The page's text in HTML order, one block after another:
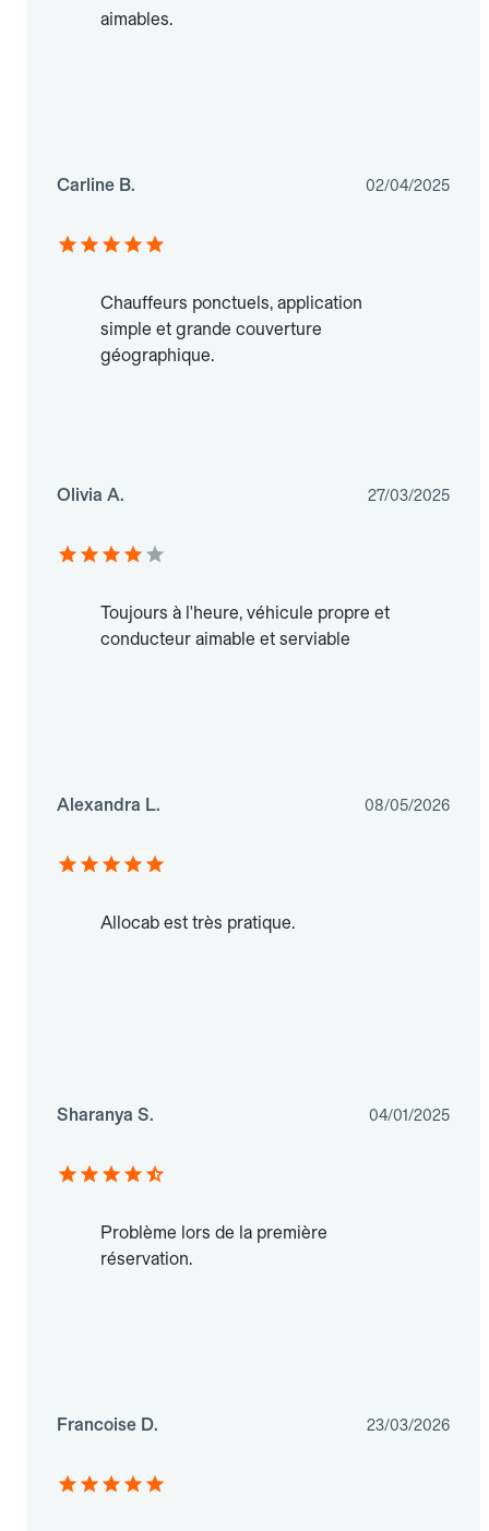
aimables.
Carline B. 02/04/2025
Chauffeurs ponctuels, application
simple et grande couverture
géographique.
Olivia A. 27/03/2025
Toujours à l'heure, véhicule propre et
conducteur aimable et serviable
Alexandra L. 08/05/2026
Allocab est très pratique.
Sharanya S. 04/01/2025
Problème lors de la première
réservation.
Francoise D. 23/03/2026